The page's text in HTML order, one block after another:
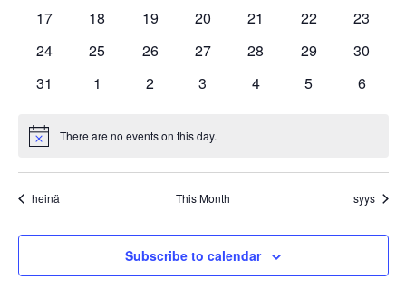
0
17
0
18
0
19
0
20
0
21
0
22
0
23
0
24
0
25
0
26
0
27
0
28
0
29
0
30
0
31
0
1
0
2
0
3
0
4
0
5
0
6
Notice There are no events on this day.
heinä This Month syys
Subscribe to calendar